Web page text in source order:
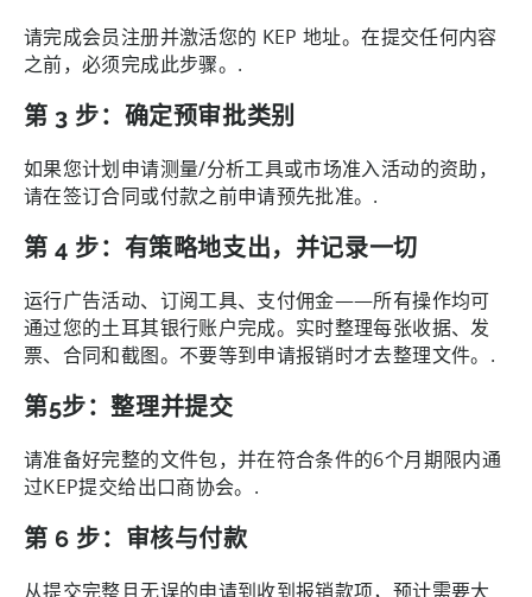
请完成会员注册并激活您的 KEP 地址。在提交任何内容
之前，必须完成此步骤。.
第 3 步：确定预审批类别
如果您计划申请测量/分析工具或市场准入活动的资助，
请在签订合同或付款之前申请预先批准。.
第 4 步：有策略地支出，并记录一切
运行广告活动、订阅工具、支付佣金——所有操作均可
通过您的土耳其银行账户完成。实时整理每张收据、发
票、合同和截图。不要等到申请报销时才去整理文件。.
第5步：整理并提交
请准备好完整的文件包，并在符合条件的6个月期限内通
过KEP提交给出口商协会。.
第 6 步：审核与付款
从提交完整且无误的申请到收到报销款项，预计需要大